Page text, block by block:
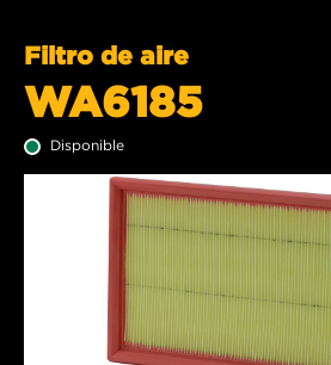
Filtro de aire
WA6185
Disponible